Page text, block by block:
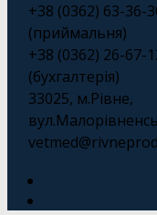
+38 (0362) 63-36-
(приймальня)
+38 (0362) 26-67-
(бухгалтерія)
33025, м.Рівне,